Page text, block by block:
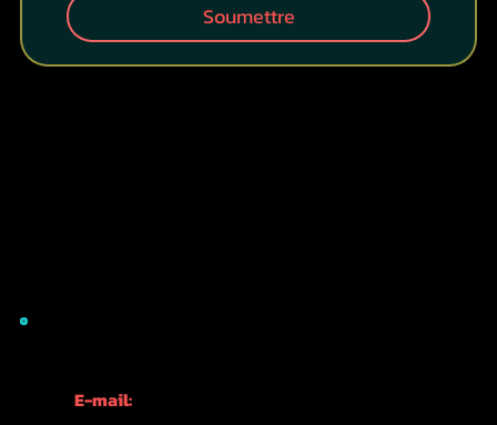
Soumettre
E-mail: